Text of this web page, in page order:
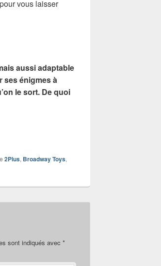
vous laisser
aussi adaptable
ses énigmes à
le sort. De quoi
2Plus, Broadway Toys,
sont indiqués avec *